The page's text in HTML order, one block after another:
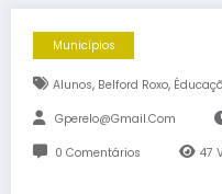
Municípios
Alunos, Belford Roxo,
Gperelo@gmail.com
0 Comentários 47